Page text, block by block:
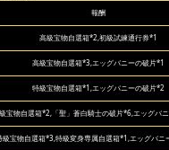
報酬
高級宝物自選箱*2,初級試練通行券*1
高級宝物自選箱*3,エッグバニーの破片*1
特級宝物自選箱*1,エッグバニーの破片*2
宝物自選箱*2,「聖」蒼白騎士の破片*6,エッグバ
級宝物自選箱*3,特級変身専属自選箱*1,エッグバニ